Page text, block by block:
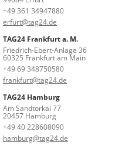
+49 361 34947880
erfurt@tag24.de
TAG24 Frankfurt a. M.
Friedrich-Ebert-Anlage 36
60325 Frankfurt am Main
+49 69 348750580
frankfurt@tag24.de
TAG24 Hamburg
Am Sandtorkai 77
20457 Hamburg
+49 40 228608090
hamburg@tag24.de